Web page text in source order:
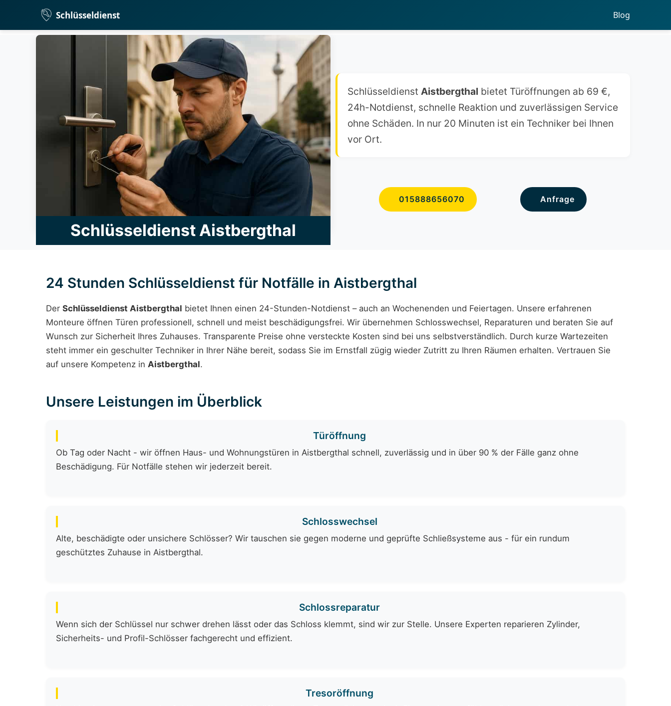
Schlüsseldienst Blog
Schlüsseldienst Aistbergthal
Schlüsseldienst Aistbergthal bietet Türöffnungen ab 69 €,
24h-Notdienst, schnelle Reaktion und zuverlässigen Service
ohne Schäden. In nur 20 Minuten ist ein Techniker bei Ihnen
vor Ort.
015888656070 Anfrage
24 Stunden Schlüsseldienst für Notfälle in Aistbergthal
Der Schlüsseldienst Aistbergthal bietet Ihnen einen 24-Stunden-Notdienst – auch an Wochenenden und Feiertagen. Unsere erfahrenen
Monteure öffnen Türen professionell, schnell und meist beschädigungsfrei. Wir übernehmen Schlosswechsel, Reparaturen und beraten Sie auf
Wunsch zur Sicherheit Ihres Zuhauses. Transparente Preise ohne versteckte Kosten sind bei uns selbstverständlich. Durch kurze Wartezeiten
steht immer ein geschulter Techniker in Ihrer Nähe bereit, sodass Sie im Ernstfall zügig wieder Zutritt zu Ihren Räumen erhalten. Vertrauen Sie
auf unsere Kompetenz in Aistbergthal.
Unsere Leistungen im Überblick
Türöffnung
Ob Tag oder Nacht - wir öffnen Haus- und Wohnungstüren in Aistbergthal schnell, zuverlässig und in über 90 % der Fälle ganz ohne
Beschädigung. Für Notfälle stehen wir jederzeit bereit.
Schlosswechsel
Alte, beschädigte oder unsichere Schlösser? Wir tauschen sie gegen moderne und geprüfte Schließsysteme aus - für ein rundum
geschütztes Zuhause in Aistbergthal.
Schlossreparatur
Wenn sich der Schlüssel nur schwer drehen lässt oder das Schloss klemmt, sind wir zur Stelle. Unsere Experten reparieren Zylinder,
Sicherheits- und Profil-Schlösser fachgerecht und effizient.
Tresoröffnung